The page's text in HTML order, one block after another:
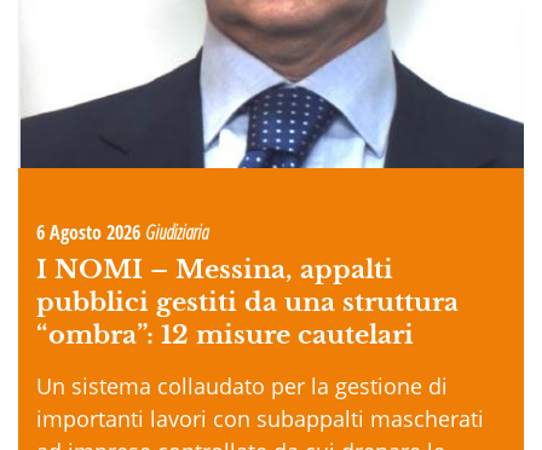
6 Agosto 2026 Giudiziaria
I NOMI – Messina, appalti
pubblici gestiti da una struttura
“ombra”: 12 misure cautelari
Un sistema collaudato per la gestione di
importanti lavori con subappalti mascherati